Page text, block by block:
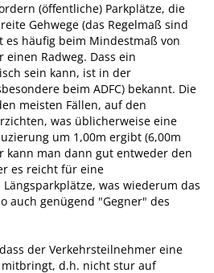
(öffentliche) Parkplätze, die
Gehwege (das Regelmaß sind
es häufig beim Mindestmaß von
Radweg. Dass ein
sein kann, ist in der
beim ADFC) bekannt. Die
meisten Fällen, auf den
was üblicherweise eine
um 1,00m ergibt (6,00m
kann man dann gut entweder den
es reicht für eine
was wiederum das
auch genügend "Gegner" des
der Verkehrsteilnehmer eine
d.h. nicht stur auf